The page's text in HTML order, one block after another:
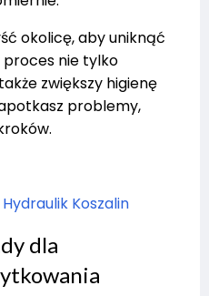
okolicę, aby uniknąć
nie tylko
zwiększy higienę
problemy,
Hydraulik Koszalin
dla